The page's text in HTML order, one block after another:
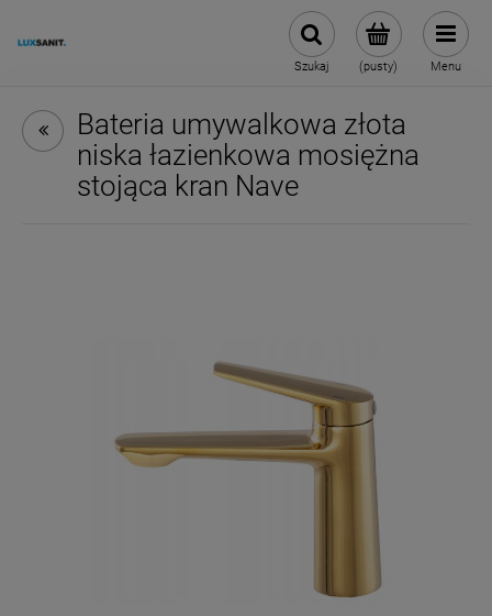
(pusty)
Szukaj Menu
Bateria umywalkowa złota
niska łazienkowa mosiężna
stojąca kran Nave